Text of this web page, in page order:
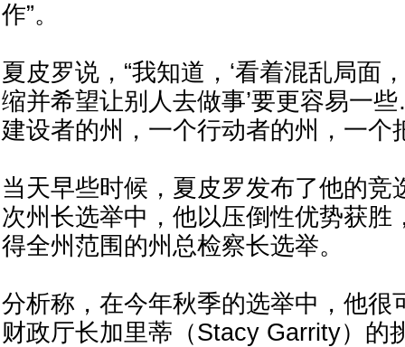
作”。
夏皮罗说，“我知道，‘看着混乱局面
缩并希望让别人去做事’要更容易一
建设者的州，一个行动者的州，一个
当天早些时候，夏皮罗发布了他的竞
次州长选举中，他以压倒性优势获胜
得全州范围的州总检察长选举。
分析称，在今年秋季的选举中，他很
财政厅长加里蒂（Stacy Garrity）的